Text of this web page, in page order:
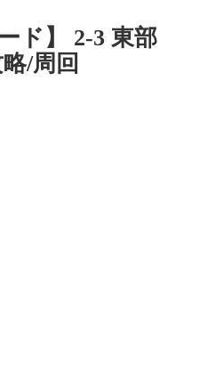
ド】 2-3 東部
/周回